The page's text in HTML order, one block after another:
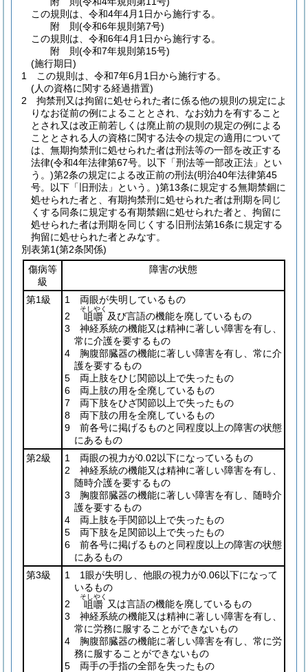
この規則は、令和4年4月1日から施行する。
附 則(令和6年規則第7号)
この規則は、令和6年4月1日から施行する。
附 則(令和7年規則第15号)
(施行期日)
1
この規則は、令和7年6月1日から施行する。
(人の資格に関する経過措置)
2
拘禁刑又は拘留に処せられた者に係る他の規則の規定によ
りなお従前の例によることとされ、なお効力を有すること
とされ又は改正前若しくは廃止前の規則の規定の例による
こととされる人の資格に関する法令の規定の適用について
は、無期拘禁刑に処せられた者は刑法等の一部を改正する
法律(令和4年法律第67号。以下「刑法等一部改正法」とい
う。)第2条の規定による改正前の刑法(明治40年法律第45
号。以下「旧刑法」という。)第13条に規定する無期禁錮に
処せられた者と、有期拘禁刑に処せられた者は刑期を同じ
くする同条に規定する有期禁錮に処せられた者と、拘留に
処せられた者は刑期を同じくする旧刑法第16条に規定する
拘留に処せられた者とみなす。
別表第1(第2条関係)
傷病等
級
障害の状態
第1級
1 両眼が失明しているもの
2
咀嚼
そしやく
及び言語の機能を廃しているもの
3 神経系統の機能又は精神に著しい障害を有し、
常に介護を要するもの
4 胸腹部臓器の機能に著しい障害を有し、常に介
護を要するもの
5 両上肢をひじ関節以上で失ったもの
6 両上肢の用を全廃しているもの
7 両下肢をひざ関節以上で失ったもの
8 両下肢の用を全廃しているもの
9 前各号に掲げるものと同程度以上の障害の状態
にあるもの
第2級
1 両眼の視力が0.02以下になっているもの
2 神経系統の機能又は精神に著しい障害を有し、
随時介護を要するもの
3 胸腹部臓器の機能に著しい障害を有し、随時介
護を要するもの
4 両上肢を手関節以上で失ったもの
5 両下肢を足関節以上で失ったもの
6 前各号に掲げるものと同程度以上の障害の状態
にあるもの
第3級
1 1眼が失明し、他眼の視力が0.06以下になって
いるもの
2
咀嚼
そしやく
又は言語の機能を廃しているもの
3 神経系統の機能又は精神に著しい障害を有し、
常に労務に服することができないもの
4 胸腹部臓器の機能に著しい障害を有し、常に労
務に服することができないもの
5 両手の手指の全部を失ったもの